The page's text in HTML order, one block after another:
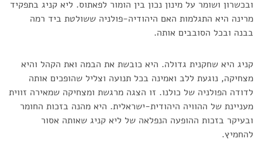
ובכשרון ושומר על מינון נכון בין הומור לפאתוס. ליא קניג בתפקיד
מרינה היא התגלמות האם היהודיה-פולניה ששולטת ביד רמה
בבנה ובכל הסובבים אותה.
קניג היא שחקנית גדולה. היא כובשת את הבמה ואת הקהל והיא
מצחיקה, נוגעת ללב ואמינה בכל תנועה וצליל שהופכים אותה
לדודה הפולניה של כולנו. זו הצגה מרגשת ומצחיקה שמאירה זווית
מעניינת של ההוויה היהודית-ישראלית. היא מהנה בזכות החומר
ובעיקר בזכות ההופעה הנפלאה של ליא קניג שאותה אסור
להחמיץ.